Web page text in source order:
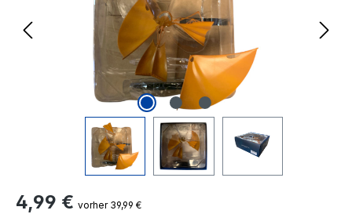
Regulärer Preis:
4,99 € vorher 39,99 €